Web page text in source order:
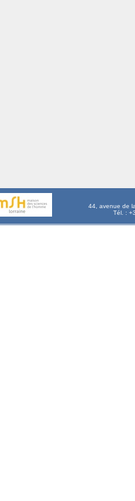
44, avenue de
Tél. :